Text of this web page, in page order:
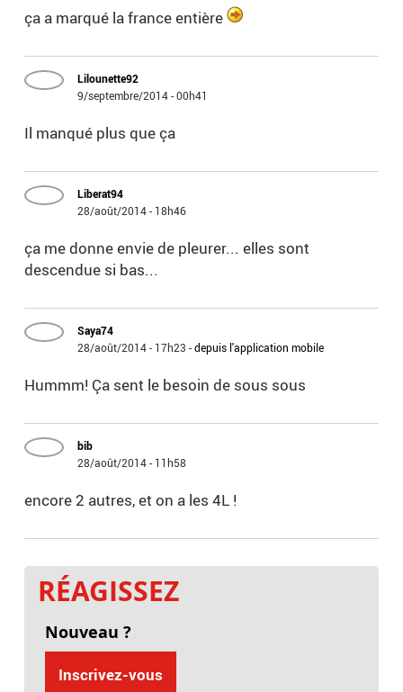
ça a marqué la france entière
Lilounette92
9/septembre/2014 - 00h41
Il manqué plus que ça
Liberat94
28/août/2014 - 18h46
ça me donne envie de pleurer... elles sont
descendue si bas...
Saya74
28/août/2014 - 17h23 -depuis l'application mobile
Hummm! Ça sent le besoin de sous sous
bib
28/août/2014 - 11h58
encore 2 autres, et on a les 4L !
RÉAGISSEZ
Nouveau ?
Inscrivez-vous